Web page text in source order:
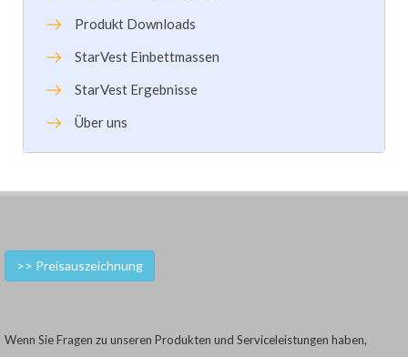
Produkt Downloads
StarVest Einbettmassen
StarVest Ergebnisse
Über uns
>> Preisauszeichnung
Wenn Sie Fragen zu unseren Produkten und Serviceleistungen haben,